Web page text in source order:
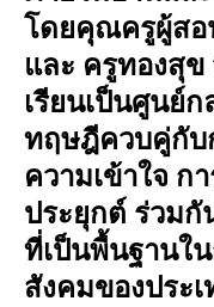
โดยคุณครูผู้สอ
และ ครูทองสุข
เรียนเป็นศูนย์
ทฤษฎีควบคู่กับ
ความเข้าใจ ก
ประยุกต์ ร่วม
ที่เป็นพื้นฐานใ
สังคมของประ